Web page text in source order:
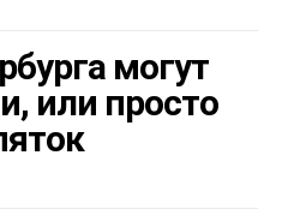
могут
или просто